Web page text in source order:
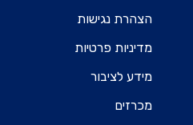
הצהרת נגישות
מדיניות פרטיות
מידע לציבור
מכרזים